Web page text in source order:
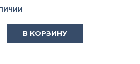
В КОРЗИНУ